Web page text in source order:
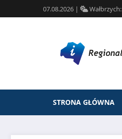
07.08.2026 | Wałbrzych:
STRONA GŁÓWNA